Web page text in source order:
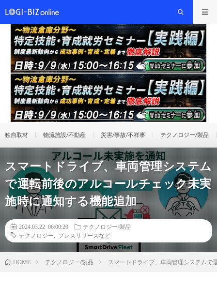
独自取材 物流施設/不動産 災害/事故/不祥事 テクノロジー/製品
スマートドライブ、車両管理システム
で運転前後のアルコールチェック未実
施時に通知する機能追加
2024.03.22 06:00:20
テクノロジー/製品
テクノロジー
プレスリリースなど
HOME テクノロジー/製品 スマートドライブ、車両管理システムで